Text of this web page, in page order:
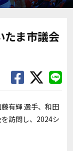
たま市議会
有輝 選手、和田
訪問し、2024シ